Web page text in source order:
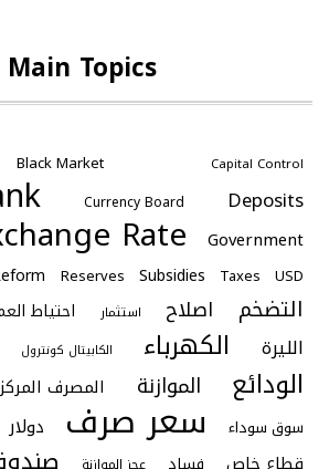
Main Topics
Black Market Capital Control
Currency Board Deposits
Rate Government
Reserves Subsidies Taxes USD
احتياط استثمار اصلاح التضخم
الكابيتال كونترول الكهرباء الليرة
المصرف الموازنة الودائع
دولار سعر صرف سوق سوداء